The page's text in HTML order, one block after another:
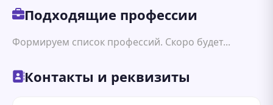
Подходящие профессии
Формируем список профессий. Скоро будет...
Контакты и реквизиты